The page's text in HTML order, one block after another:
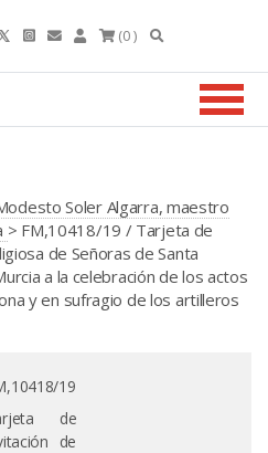
(0 )
Soler Algarra, maestro
> FM,10418/19 / Tarjeta de
de Señoras de Santa
a la celebración de los actos
y en sufragio de los artilleros
19
de
de